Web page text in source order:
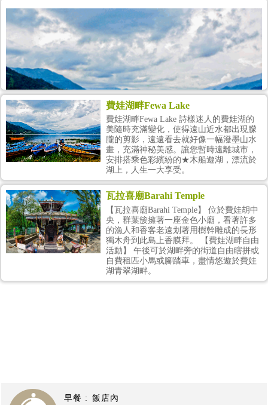
費娃湖Fewa Lake
充足的休息一晚後，今日起個大早在天尚未亮前；前往★莎林寇欣賞
嘉瑪拉雅山群日出美景，震撼心靈的正是大自然的偉大。稍事休息
後，安排★乘坐小船，輕舟盪漾於費娃湖上，眺望安娜普娜山群的壯
麗，可看到湖上倒映著喜馬拉雅山的美麗形象，令人敬畏的『魚尾
峰』，也深深地吸引住遊客的目光。接著於湖畔自由瞎拼…… PS. 費
娃湖畔是歐美背包登山客的最愛，您可盡情瞎拼，尤以喀什米爾披肩
及名牌運動外套、拖鞋更值得您選購。 PS. 不愛逛街的團員們，您更
費娃湖畔Fewa Lake
費娃湖畔Fewa Lake 詩樣迷人的費娃湖的
美隨時充滿變化，使得遠山近水都出現朦
朧的剪影，遠遠看去就好像一幅潑墨山水
畫，充滿神秘美感。讓您暫時遠離城市，
安排搭乘色彩繽紛的★木船遊湖，漂流於
湖上，人生一大享受。
瓦拉喜廟Barahi Temple
【瓦拉喜廟Barahi Temple】 位於費娃胡中
央，群葉簇擁著一座金色小廟，看著許多
的漁人和香客老遠划著用樹幹雕成的長形
獨木舟到此島上香膜拜。 【費娃湖畔自由
活動】 午後可於湖畔旁的街道自由瞎拼或
自費租匹小馬或腳踏車，盡情悠遊於費娃
湖青翠湖畔。
早餐 : 飯店內